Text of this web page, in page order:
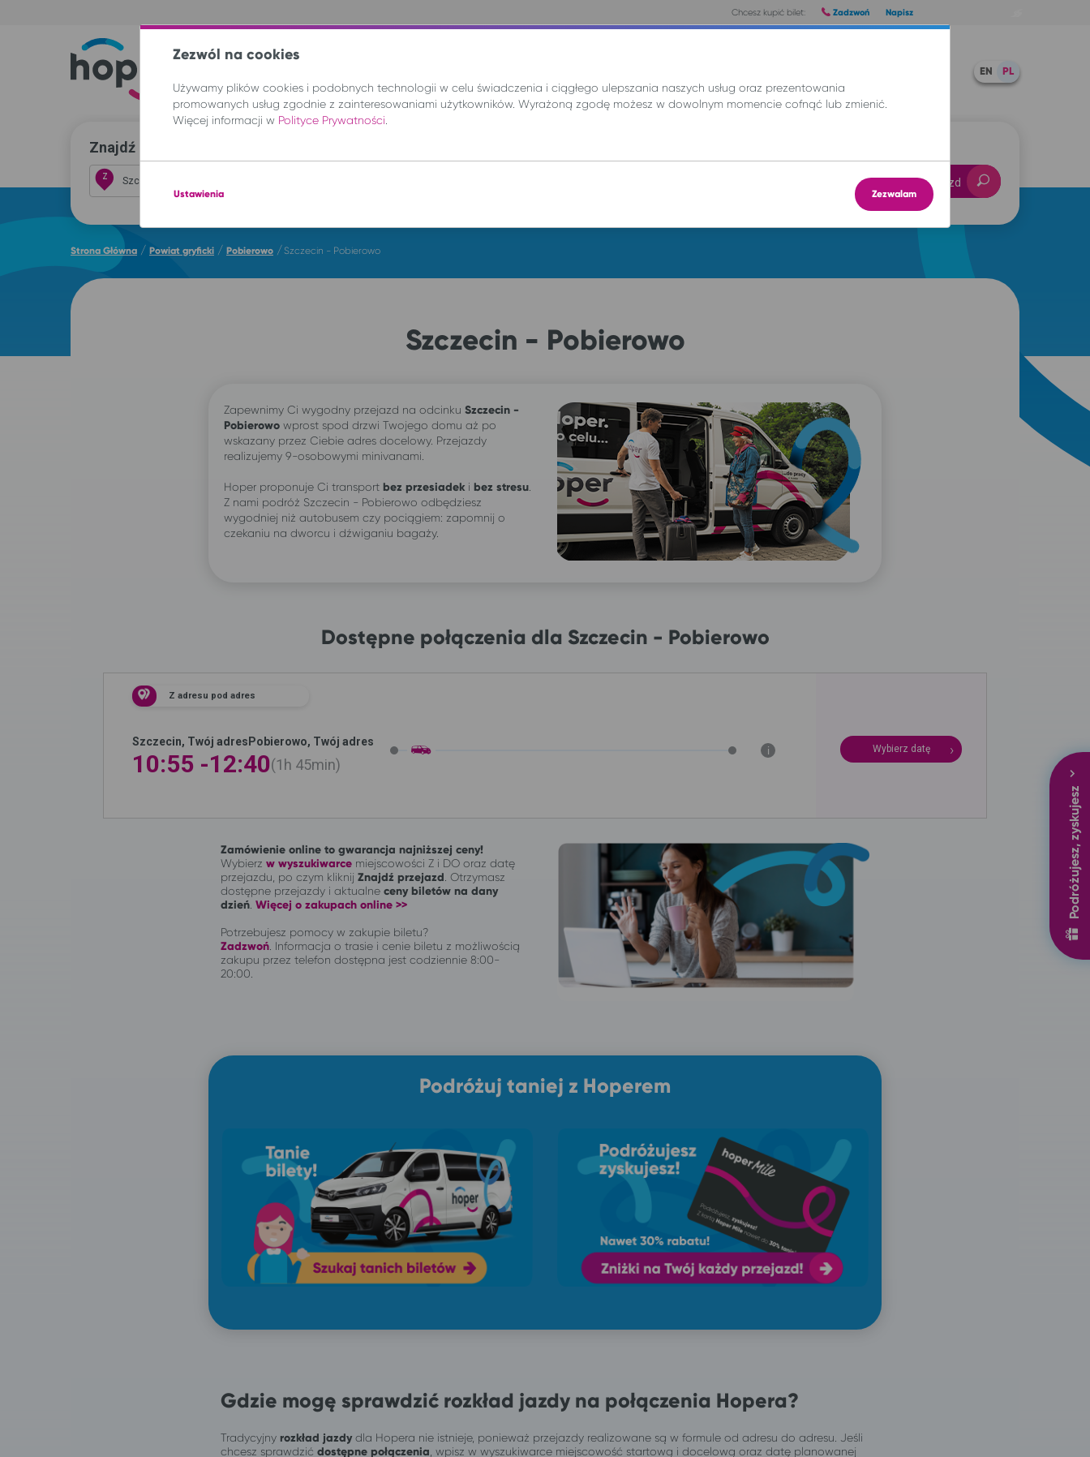
Chcesz kupić bilet: Zadzwoń Napisz
EN PL
Znajdź przejazd i kup bilet
Z Znajdź przejazd
Podróżujesz, zyskujesz
Strona Główna / Powiat gryficki / Pobierowo /Szczecin - Pobierowo
Szczecin - Pobierowo
Zapewnimy Ci wygodny przejazd na odcinku Szczecin -
Pobierowo wprost spod drzwi Twojego domu aż po
wskazany przez Ciebie adres docelowy. Przejazdy
realizujemy 9-osobowymi minivanami.
Hoper proponuje Ci transport bez przesiadek i bez stresu
Z nami podróż Szczecin - Pobierowo odbędziesz
wygodniej niż autobusem czy pociągiem: zapomnij o
czekaniu na dworcu i dźwiganiu bagaży.
Dostępne połączenia dla Szczecin - Pobierowo
Z adresu pod adres
Szczecin, Twój adres Pobierowo, Twój adres
10:55 -12:40 1h 45min
i Wybierz datę
Zamówienie online to gwarancja najniższej ceny!
Wybierz w wyszukiwarce miejscowości Z i DO oraz datę
przejazdu, po czym kliknij Znajdź przejazd . Otrzymasz
dostępne przejazdy i aktualne ceny biletów na dany
dzień Więcej o zakupach online >>
Potrzebujesz pomocy w zakupie biletu?
Zadzwoń Informacja o trasie i cenie biletu z możliwością
zakupu przez telefon dostępna jest codziennie 8:00-
20:00.
Podróżuj taniej z Hoperem
Gdzie mogę sprawdzić rozkład jazdy na połączenia Hopera?
Tradycyjny rozkład jazdydla Hopera nie istnieje, ponieważ przejazdy realizowane są w formule od adresu do adresu. Jeśli
chcesz sprawdzić dostępne połączenia , wpisz w wyszukiwarce miejscowość startową i docelową oraz datę planowanej
Zezwól na cookies
Używamy plików cookies i podobnych technologii w celu świadczenia i ciągłego ulepszania naszych usług oraz prezentowania
promowanych usług zgodnie z zainteresowaniami użytkowników. Wyrażoną zgodę możesz w dowolnym momencie cofnąć lub zmienić.
Więcej informacji w Polityce Prywatności
Ustawienia Zezwalam